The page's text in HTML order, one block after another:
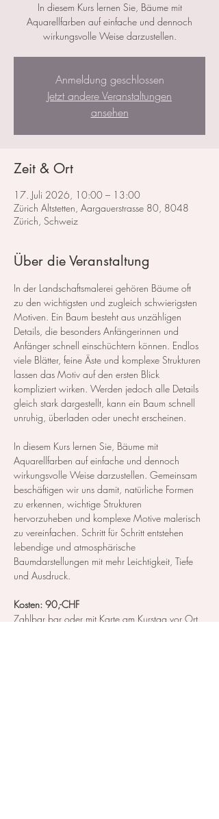
In diesem Kurs lernen Sie, Bäume mit
Aquarellfarben auf einfache und dennoch
wirkungsvolle Weise darzustellen.
Anmeldung geschlossen
Jetzt andere Veranstaltungen
ansehen
Zeit & Ort
17. Juli 2026, 10:00 – 13:00
Zürich Altstetten, Aargauerstrasse 80, 8048
Zürich, Schweiz
Über die Veranstaltung
In der Landschaftsmalerei gehören Bäume oft
zu den wichtigsten und zugleich schwierigsten
Motiven. Ein Baum besteht aus unzähligen
Details, die besonders Anfängerinnen und
Anfänger schnell einschüchtern können. Endlos
viele Blätter, feine Äste und komplexe Strukturen
lassen das Motiv auf den ersten Blick
kompliziert wirken. Werden jedoch alle Details
gleich stark dargestellt, kann ein Baum schnell
unruhig, überladen oder unecht erscheinen.
In diesem Kurs lernen Sie, Bäume mit
Aquarellfarben auf einfache und dennoch
wirkungsvolle Weise darzustellen. Gemeinsam
beschäftigen wir uns damit, natürliche Formen
zu erkennen, wichtige Strukturen
hervorzuheben und komplexe Motive malerisch
zu vereinfachen. Schritt für Schritt entstehen
lebendige und atmosphärische
Baumdarstellungen mit mehr Leichtigkeit, Tiefe
und Ausdruck.
Kosten: 90,-CHF
Zahlbar bar oder mit Karte am Kurstag vor Ort.